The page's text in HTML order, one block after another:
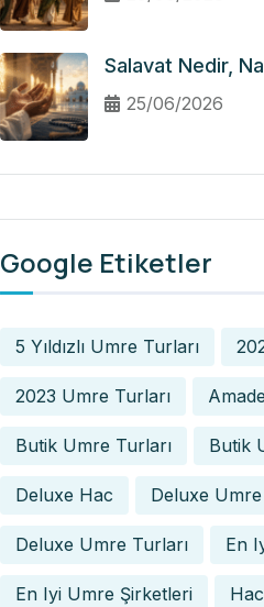
Salavat Nedir,
25/06/2026
Google Etiketler
5 Yıldızlı Umre Turları
2023 Umre Turları
Butik Umre Turları Butik
Deluxe Hac Deluxe Umre
Deluxe Umre Turları En
En Iyi Umre Şirketleri